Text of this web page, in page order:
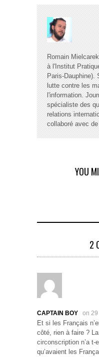
Romain
à l'Institut
Paris-Dauphine).
lutte contre les
l'information.
spécialiste des
relations
collaboré avec
YOU
2
CAPTAIN BOY on
Et si les Français
côté, rien à faire ?
circonscription n’a t-
qu’avaient les